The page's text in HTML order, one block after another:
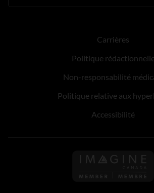
Carrières
Politique
Non-responsabilité
Politique relative aux
Accessibilité